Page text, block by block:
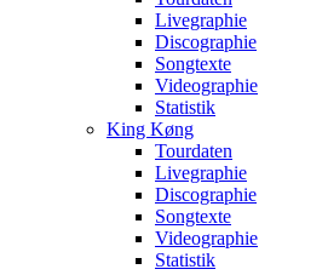
Livegraphie
Discographie
Songtexte
Videographie
Statistik
King Køng
Tourdaten
Livegraphie
Discographie
Songtexte
Videographie
Statistik